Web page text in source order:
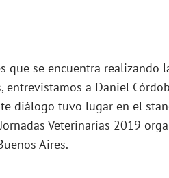
que se encuentra realizando
a Daniel
diálogo tuvo lugar en el
Veterinarias 2019
Aires.